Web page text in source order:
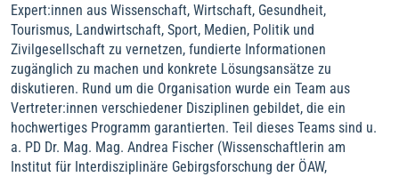
Expert:innen aus Wissenschaft, Wirtschaft, Gesundheit,
Tourismus, Landwirtschaft, Sport, Medien, Politik und
Zivilgesellschaft zu vernetzen, fundierte Informationen
zugänglich zu machen und konkrete Lösungsansätze zu
diskutieren. Rund um die Organisation wurde ein Team aus
Vertreter:innen verschiedener Disziplinen gebildet, die ein
hochwertiges Programm garantierten. Teil dieses Teams sind u.
a. PD Dr. Mag. Mag. Andrea Fischer (Wissenschaftlerin am
Institut für Interdisziplinäre Gebirgsforschung der ÖAW,